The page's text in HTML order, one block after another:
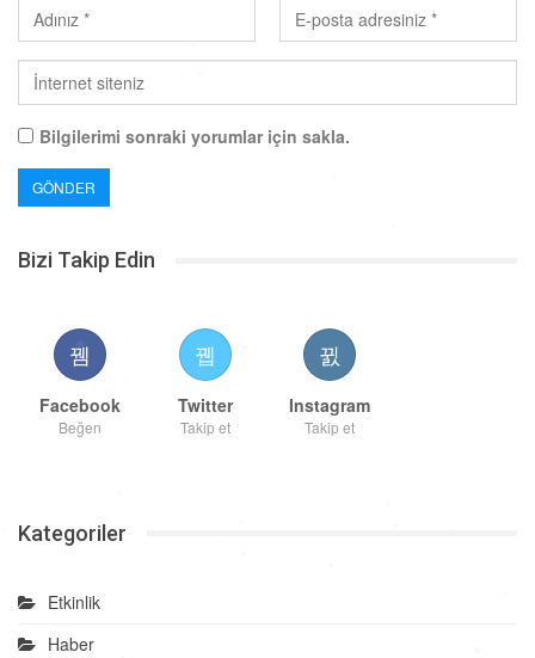
Bilgilerimi sonraki yorumlar için sakla.
Bizi Takip Edin
Facebook
Beğen
Twitter
Takip et
Instagram
Takip et
Kategoriler
Etkinlik
Haber